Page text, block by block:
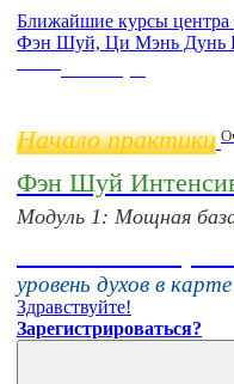
Ближайшие курсы центра
Фэн Шуй, Ци Мэнь Дунь
Начало практики
Фэн Шуй
Модуль 1: Мощная
уровень духов в
Здравствуйте!
Зарегистрироваться?